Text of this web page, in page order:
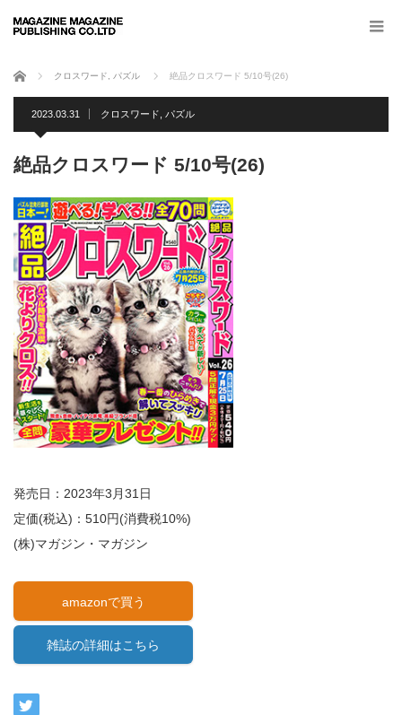
ホーム クロスワード パズル 絶品クロスワード 5/10号(26)
2023.03.31 クロスワード パズル
絶品クロスワード 5/10号(26)
発売日：2023年3月31日
定価(税込)：510円(消費税10%)
(株)マガジン・マガジン
amazonで買う
雑誌の詳細はこちら